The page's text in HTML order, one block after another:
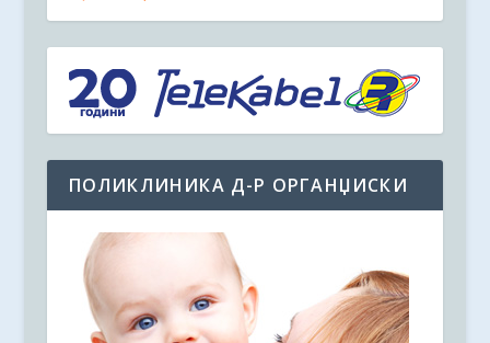
ПОЛИКЛИНИКА Д-Р ОРГАНЏИСКИ